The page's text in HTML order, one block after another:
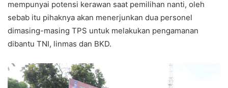
mempunyai potensi kerawan saat pemilihan nanti, oleh
sebab itu pihaknya akan menerjunkan dua personel
dimasing-masing TPS untuk melakukan pengamanan
dibantu TNI, linmas dan BKD.